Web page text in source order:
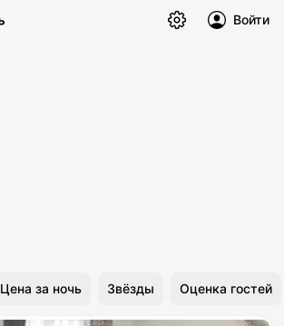
Войти
Цена за ночь Звёзды Оценка гостей